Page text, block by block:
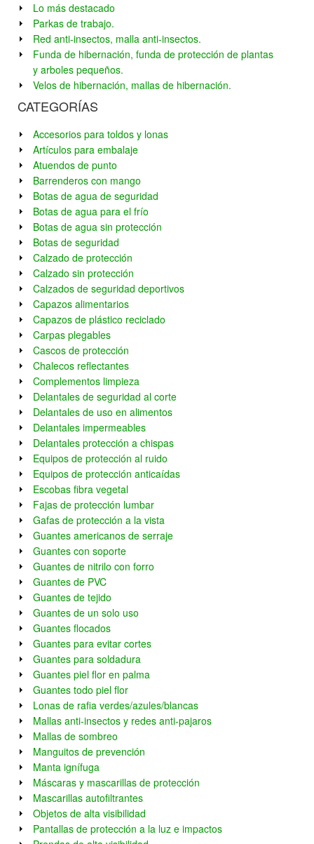
Lo más destacado
Parkas de trabajo.
Red anti-insectos, malla anti-insectos.
Funda de hibernación, funda de protección de plantas
y arboles pequeños.
Velos de hibernación, mallas de hibernación.
CATEGORÍAS
Accesorios para toldos y lonas
Artículos para embalaje
Atuendos de punto
Barrenderos con mango
Botas de agua de seguridad
Botas de agua para el frío
Botas de agua sin protección
Botas de seguridad
Calzado de protección
Calzado sin protección
Calzados de seguridad deportivos
Capazos alimentarios
Capazos de plástico reciclado
Carpas plegables
Cascos de protección
Chalecos reflectantes
Complementos limpieza
Delantales de seguridad al corte
Delantales de uso en alimentos
Delantales impermeables
Delantales protección a chispas
Equipos de protección al ruido
Equipos de protección anticaídas
Escobas fibra vegetal
Fajas de protección lumbar
Gafas de protección a la vista
Guantes americanos de serraje
Guantes con soporte
Guantes de nitrilo con forro
Guantes de PVC
Guantes de tejido
Guantes de un solo uso
Guantes flocados
Guantes para evitar cortes
Guantes para soldadura
Guantes piel flor en palma
Guantes todo piel flor
Lonas de rafia verdes/azules/blancas
Mallas anti-insectos y redes anti-pajaros
Mallas de sombreo
Manguitos de prevención
Manta ignífuga
Máscaras y mascarillas de protección
Mascarillas autofiltrantes
Objetos de alta visibilidad
Pantallas de protección a la luz e impactos